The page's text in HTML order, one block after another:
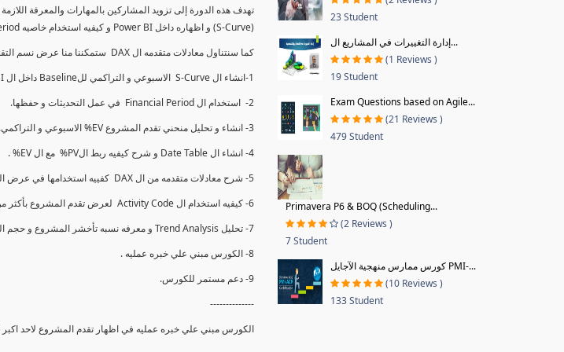
(S-Curve) و اظهاره داخل Power BI و كيفيه استخدام خاصيه Financial Period داهل البريماف
كما سنتناول معادلات متقدمه ال DAX ستمكننا منا عرض نسم التقدم و التأخير في المشروع و اي الاقسام اكثر تأخيرا , كل هذا بشكل تفاعلي و محدث باستمرار.
1-انشاء ال S-Curve الاسبوعي و التراكمي للBaseline داخل ال Power BI.
2- استخدام ال Financial Period في عمل التحديثات و حفظها.
3- انشاء و تحليل منحني تقدم المشروع EV% الاسبوعي و التراكمي.
4- انشاء ال Date Table و شرح كيفيه ربط الPV% مع ال EV% .
5- شرح معادلات متقدمه من ال DAX كفييه استخدامها في عرض المؤشرات المشروع (KPIs) بشكل دقيق.
6- كيفيه استخدام ال Activity Code لعرض تقدم المشروع بأكثر من طريقه .
7- تحليل Trend Analysis و معرفه نسبه تأخشر المشروع و حجم التأخير لكل منطقه في المشروع .
8- الكورس مبني علي خبره عمليه .
9- دعم مستمر للكورس.
--------------
الكورس مبني علي خبره عمليه في اظهار تقدم المشروع لاحد اكبر
23 Student
إدارة التغييرات في المشاريع ال...
(1 Reviews )
19 Student
Exam Questions based on Agile...
(21 Reviews )
479 Student
Primavera P6 & BOQ (Scheduling...
(2 Reviews )
7 Student
كورس ممارس منهجية الآجايل PMI-...
(10 Reviews )
133 Student